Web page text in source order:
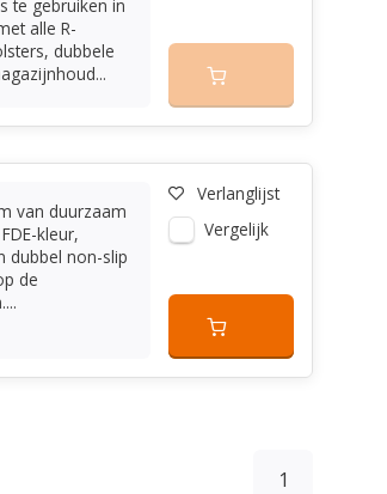
te gebruiken in
alle R-
dubbele
van duurzaam
kleur,
dubbel non-slip
de
Verlanglijst
Vergelijk
1